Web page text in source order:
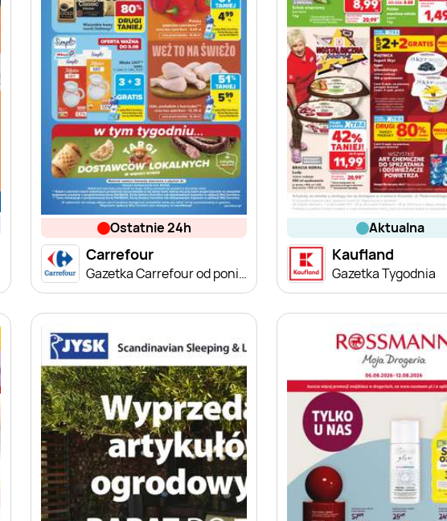
ostatnie 24h
Carrefour
Gazetka Carrefour od poniedziałku
aktualna
Kaufland
Gazetka Tygodnia